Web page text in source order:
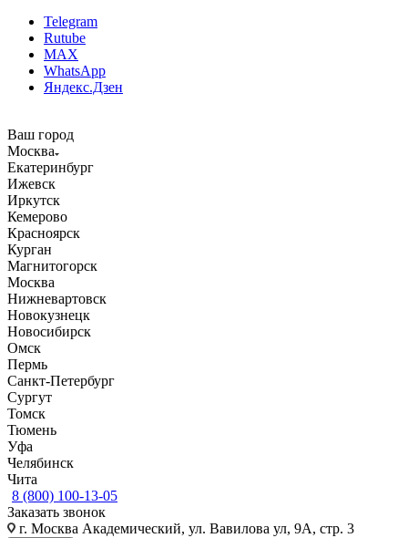
Telegram
Rutube
MAX
WhatsApp
Яндекс.Дзен
Ваш город
Москва
Екатеринбург
Ижевск
Иркутск
Кемерово
Красноярск
Курган
Магнитогорск
Москва
Нижневартовск
Новокузнецк
Новосибирск
Омск
Пермь
Санкт-Петербург
Сургут
Томск
Тюмень
Уфа
Челябинск
Чита
8 (800) 100-13-05
Заказать звонок
г. Москва Академический, ул. Вавилова ул, 9А, стр. 3